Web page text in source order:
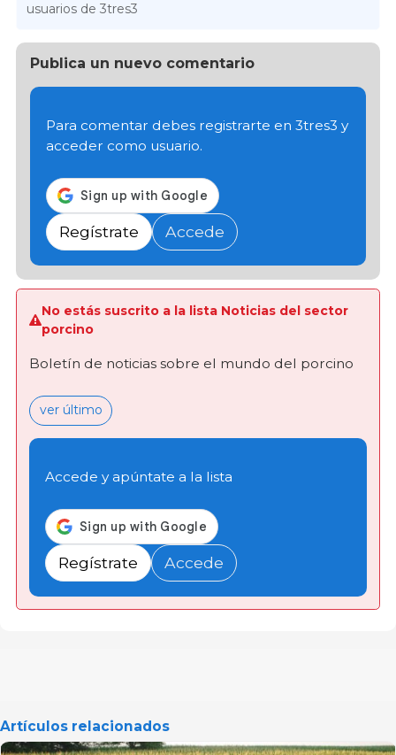
usuarios de 3tres3
Publica un nuevo comentario
Para comentar debes registrarte en 3tres3 y
acceder como usuario.
Regístrate Accede
No estás suscrito a la lista Noticias del sector
porcino
Boletín de noticias sobre el mundo del porcino
ver último
Accede y apúntate a la lista
Regístrate Accede
Artículos relacionados